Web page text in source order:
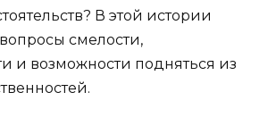
В этой истории
смелости,
и возможности подняться из